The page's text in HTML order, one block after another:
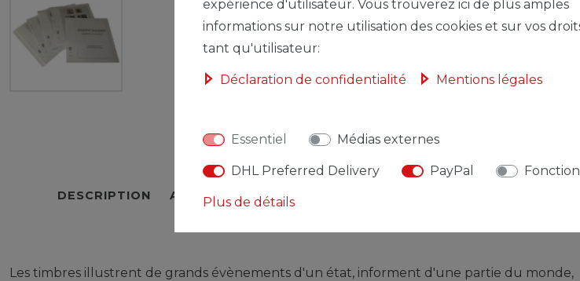
DESCRIPTION AUTRES DÉTAILS
Les timbres illustrent de grands évènements d'un état, informent d'une partie du monde,
expérience d'utilisateur. Vous trouverez ici de plus amples
informations sur notre utilisation des cookies et sur vos
tant qu'utilisateur:
Déclaration de confidentialité Mentions légales
Essentiel Médias externes
DHL Preferred Delivery PayPal
Plus de détails